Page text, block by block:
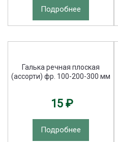
Подробнее
Галька речная плоская
(ассорти) фр. 100-200-300 мм
15 ₽
Подробнее